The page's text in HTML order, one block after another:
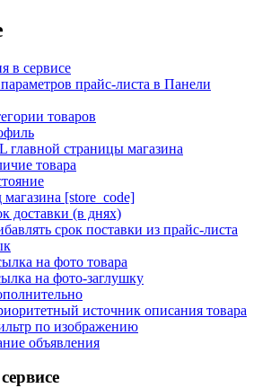
в сервисе
прайс-листа в Панели
товаров
главной страницы магазина
товара
магазина [store_code]
доставки (в днях)
срок поставки из прайс-листа
на фото товара
на фото-заглушку
источник описания товара
по изображению
объявления